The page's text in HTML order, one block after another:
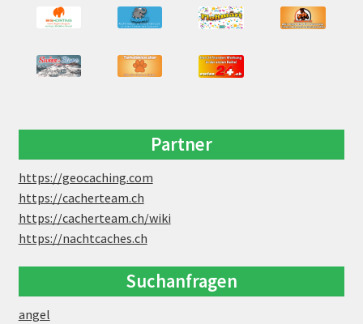
Partner
https://geocaching.com
https://cacherteam.ch
https://cacherteam.ch/wiki
https://nachtcaches.ch
Suchanfragen
angel